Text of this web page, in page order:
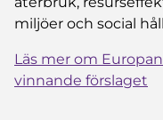
miljöer och social
Läs mer om
vinnande förslaget